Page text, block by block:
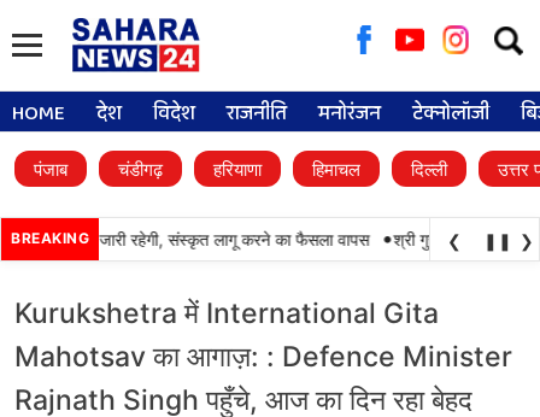
for:
HOME देश विदेश राजनीति मनोरंजन टेक्नोलॉजी
पंजाब चंडीगढ़ हरियाणा हिमाचल दिल्ली उत्तर
BREAKING
की पढ़ाई जारी रहेगी, संस्कृत लागू करने का फैसला वापस • श्री गुरु हरिकृष्ण साहिब
❮ ❚❚ ❯
Kurukshetra में International Gita
Mahotsav का आगाज़: : Defence Minister
Rajnath Singh पहुँचे, आज का दिन रहा बेहद